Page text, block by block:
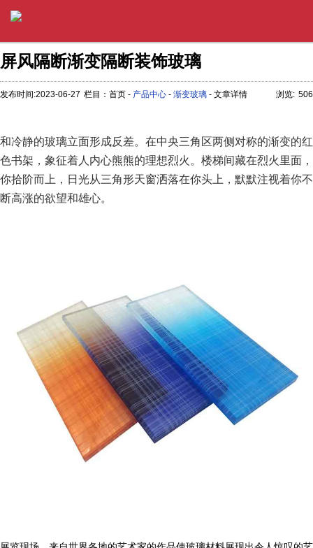
屏风隔断渐变隔断装饰玻璃
发布时间:2023-06-27 栏目：首页 - 产品中心 - 渐变玻璃 - 文章详情 浏览: 506
和冷静的玻璃立面形成反差。在中央三角区两侧对称的渐变的红
色书架，象征着人内心熊熊的理想烈火。楼梯间藏在烈火里面，
你拾阶而上，日光从三角形天窗洒落在你头上，默默注视着你不
断高涨的欲望和雄心。